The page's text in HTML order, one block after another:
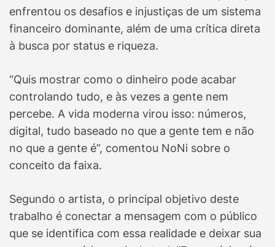
enfrentou os desafios e injustiças de um sistema
financeiro dominante, além de uma crítica direta
à busca por status e riqueza.
“Quis mostrar como o dinheiro pode acabar
controlando tudo, e às vezes a gente nem
percebe. A vida moderna virou isso: números,
digital, tudo baseado no que a gente tem e não
no que a gente é”, comentou NoNi sobre o
conceito da faixa.
Segundo o artista, o principal objetivo deste
trabalho é conectar a mensagem com o público
que se identifica com essa realidade e deixar sua